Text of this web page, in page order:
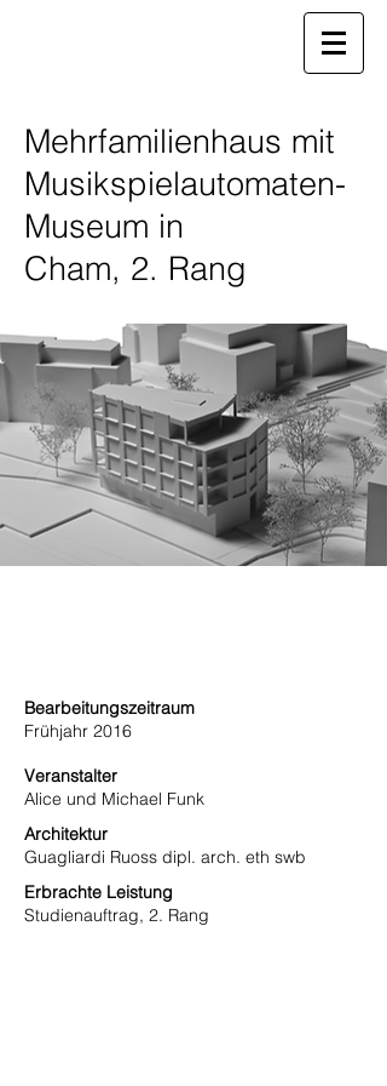
Mehrfamilienhaus mit
Musikspielautomaten-
Museum in
Cham, 2. Rang
Bearbeitungszeitraum
Frühjahr 2016
Veranstalter
Alice und Michael Funk
Architektur
Guagliardi Ruoss dipl. arch. eth swb
Erbrachte Leistung
Studienauftrag, 2. Rang